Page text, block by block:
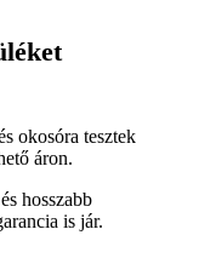
okosóra tesztek
áron.
hosszabb
is jár.